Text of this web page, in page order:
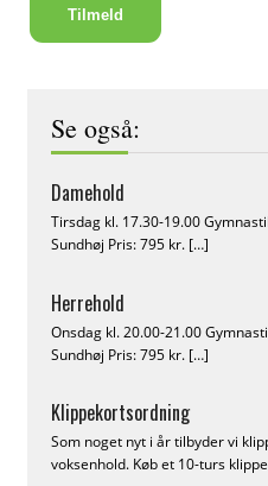
Se også:
Damehold
Tirsdag kl. 17.30-19.00
Sundhøj Pris: 795 kr.[…]
Herrehold
Onsdag kl. 20.00-21.00
Sundhøj Pris: 795 kr.[…]
Klippekortsordning
Som noget nyt i år tilbyder vi
voksenhold. Køb et 10-turs